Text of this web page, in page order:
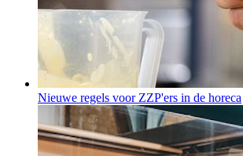
Nieuwe regels voor ZZP'ers in de horeca